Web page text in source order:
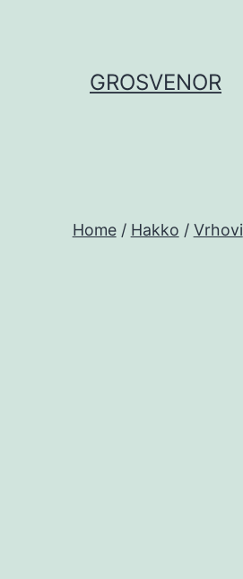
GROSVENOR
Home/ Hakko / Vrhovi